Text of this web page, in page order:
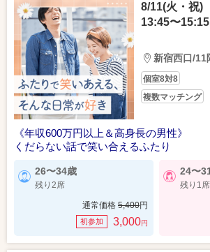
8/11(火・祝)
13:45〜15:15
新宿西口/11
個室8対8
複数マッチング
《年収600万円以上＆高身長の男性》
くだらない話で笑い合えるふたり
26〜34歳
残り2席
通常価格 5,400円
初参加 3,000円
24〜
残り1席